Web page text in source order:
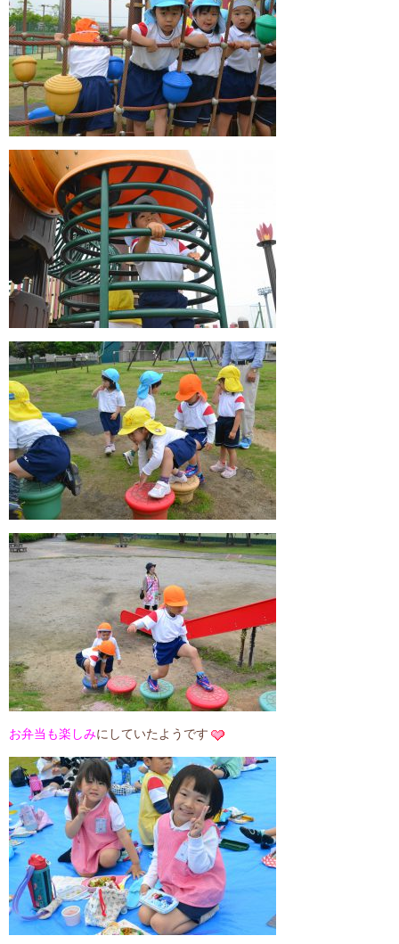
お弁当も楽しみにしていたようです